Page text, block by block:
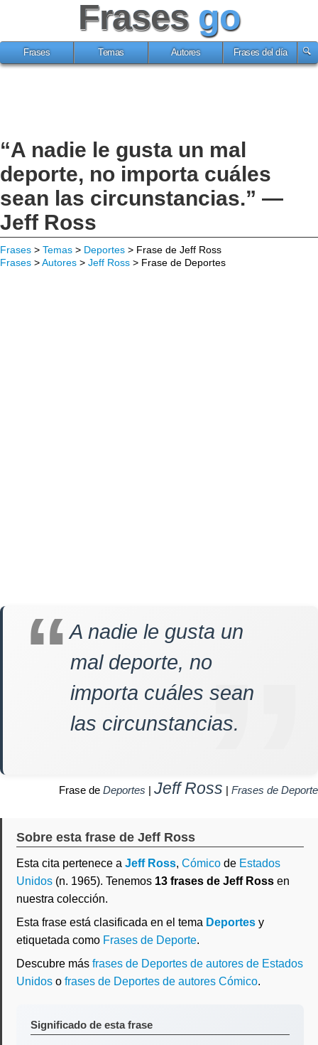
Frases go
Frases Temas Autores Frases del día
“A nadie le gusta un mal
deporte, no importa cuáles
sean las circunstancias.” —
Jeff Ross
Frases > Temas > Deportes > Frase de Jeff Ross
Frases >Autores > Jeff Ross > Frase de Deportes
A nadie le gusta un
mal deporte, no
importa cuáles sean
las circunstancias.
Frase de Deportes | Jeff Ross | Frases de Deporte
Sobre esta frase de Jeff Ross
Esta cita pertenece a Jeff Ross, Cómico de Estados
Unidos (n. 1965). Tenemos 13 frases de Jeff Ross en
nuestra colección.
Esta frase está clasificada en el tema Deportes y
etiquetada como Frases de Deporte.
Descubre más frases de Deportes de autores de Estados
Unidos o frases de Deportes de autores Cómico.
Significado de esta frase